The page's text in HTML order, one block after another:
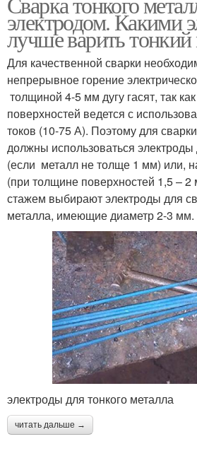
электродом. Какими
лучше варить тонкий
Для качественной сварки
непрерывное горение
толщиной 4-5 мм дугу гасят, так
поверхностей ведется с
токов (10-75 А). Поэтому для
должны использоваться
(если металл не толще 1 мм) или,
(при толщине поверхностей 1,5 –
стажем выбирают электроды для
металла, имеющие диаметр 2-3 мм.
электроды для тонкого металла
читать дальше →